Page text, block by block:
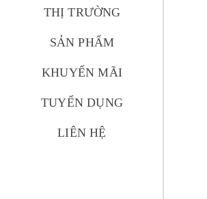
THỊ TRƯỜNG
SẢN PHẨM
KHUYẾN MÃI
TUYỂN DỤNG
LIÊN HỆ